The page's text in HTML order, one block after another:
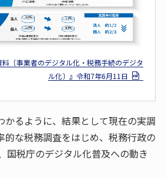
料〔事業者のデジタル化・税務手続のデジタ
ル化〕』令和7年6月11日
かるように、結果として現在の実調
的な税務調査をはじめ、税務行政の
国税庁のデジタル化普及への動き